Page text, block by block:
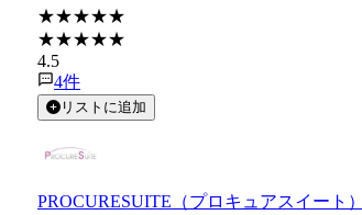
★★★★★
★★★★★
4.5
4件
リストに追加
PROCURESUITE（プロキュアスイート）